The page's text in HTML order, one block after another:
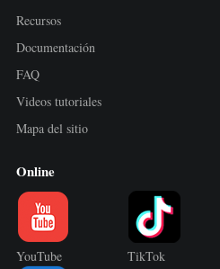
Recursos
Documentación
FAQ
Videos tutoriales
Mapa del sitio
Online
YouTube TikTok